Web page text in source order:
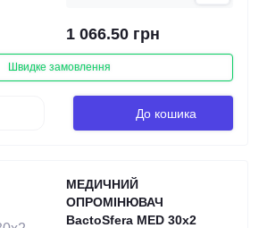
1 066.50 грн
Швидке замовлення
До кошика
МЕДИЧНИЙ
ОПРОМІНЮВАЧ
BactoSfera MED 30x2